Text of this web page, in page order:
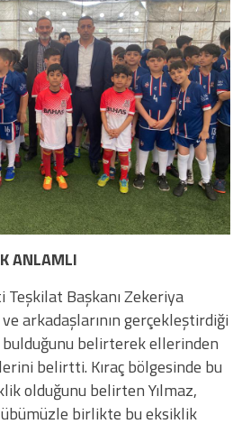
ANLAMLI
Teşkilat Başkanı Zekeriya
arkadaşlarının gerçekleştirdiği
bulduğunu belirterek ellerinden
belirtti. Kıraç bölgesinde bu
olduğunu belirten Yılmaz,
birlikte bu eksiklik